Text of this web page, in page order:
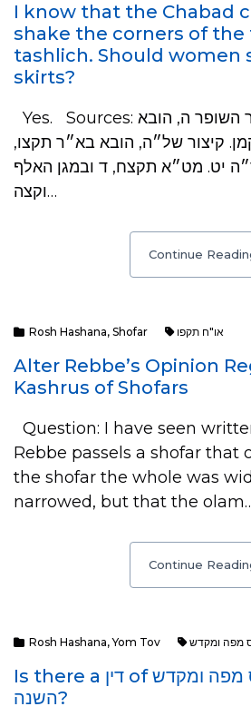
I know that the Chabad
shake the corners of the
tashlich. Should women
skirts?
Yes. Sources: כ"ה בפע״ח שער השופר ה, הובא
קיצור של״ה, הובא בא״ר תקצו,
ר״ה יט. מט״א תקצח, ד ובמגן האלף
וקצה…
Continue
Rosh Hashana, Shofar או"ח תקפו
Alter Rebbe’s Opinion
Kashrus of Shofars
Question: I have seen
Rebbe passels a shofar that
the shofar the whole was
narrowed, but that the
Continue
Rosh Hashana,Yom Tov מפה ומקדש
Is there a דין of פורס מפה ומקדש on ראש
השנה?